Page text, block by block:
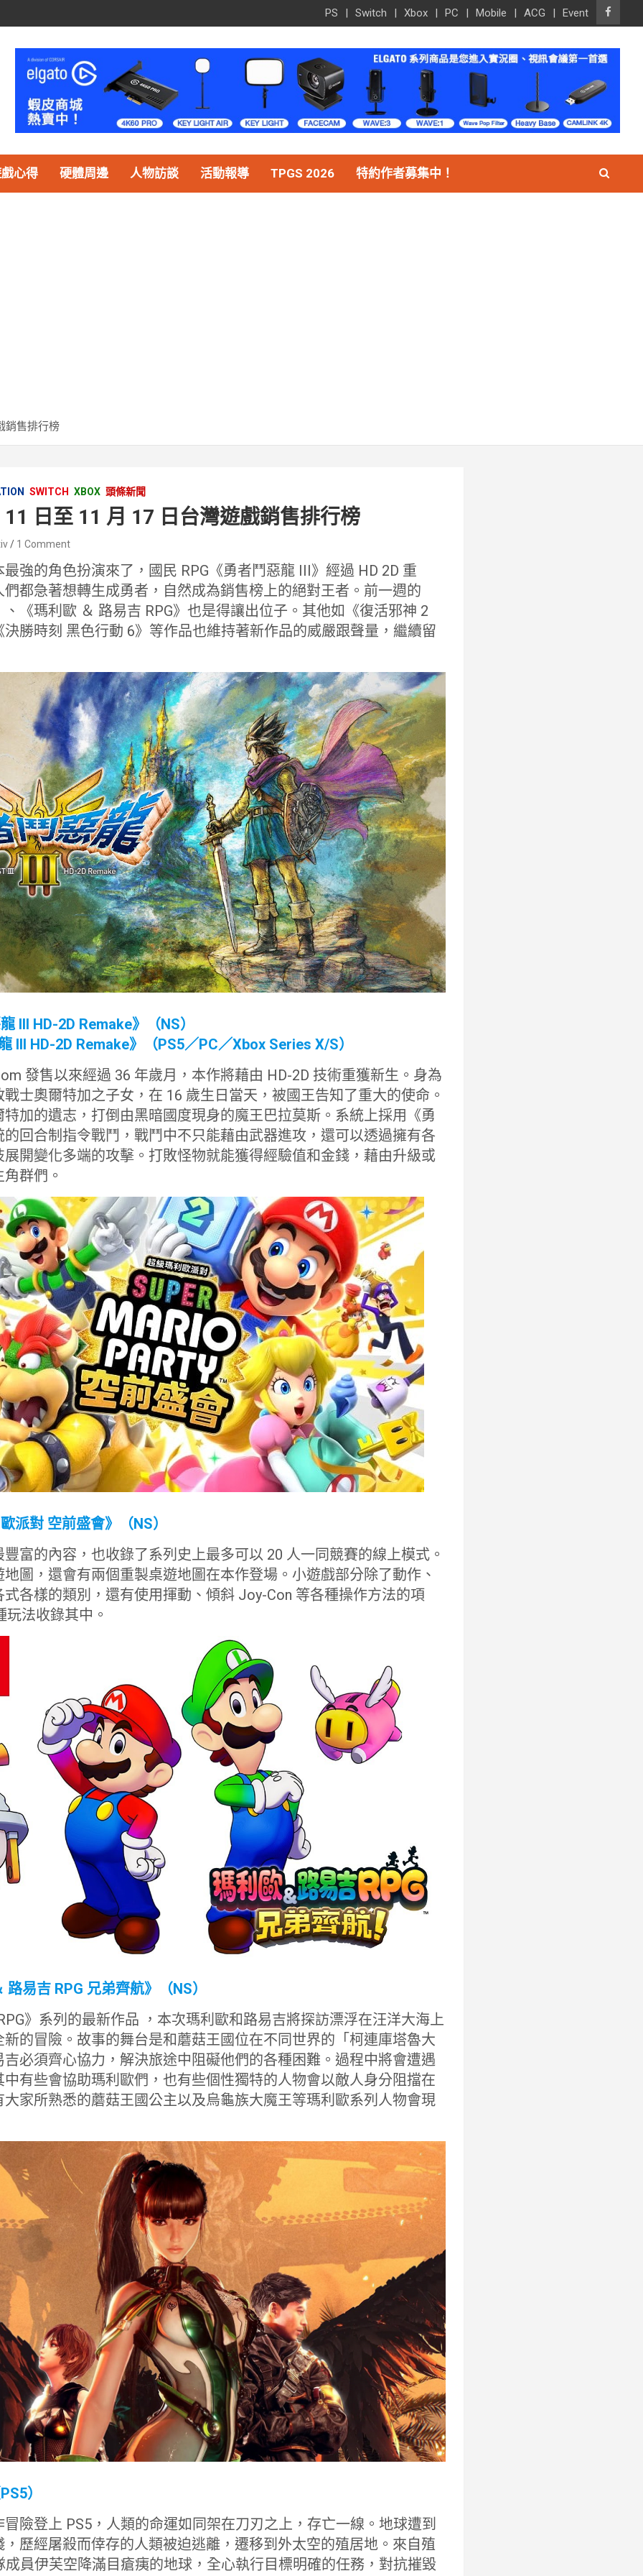
PS Switch Xbox PC Mobile ACG Event
心得 硬體周邊 人物訪談 活動報導 TPGS 2026 特約作者募集中！
銷售排行榜
SWITCH XBOX 頭條新聞
日至 11 月 17 日台灣遊戲銷售排行榜
1 Comment
最強的角色扮演來了，國民 RPG《勇者鬥惡龍 III》經過 HD 2D 重
都急著想轉生成勇者，自然成為銷售榜上的絕對王者。前一週的
《瑪利歐 ＆ 路易吉 RPG》也是得讓出位子。其他如《復活邪神 2
勝時刻 黑色行動 6》等作品也維持著新作品的威嚴跟聲量，繼續留
III HD-2D Remake》（NS）
III HD-2D Remake》（PS5／PC／Xbox Series X/S）
發售以來經過 36 年歲月，本作將藉由 HD-2D 技術重獲新生。身為
士奧爾特加之子女，在 16 歲生日當天，被國王告知了重大的使命。
加的遺志，打倒由黑暗國度現身的魔王巴拉莫斯。系統上採用《勇
回合制指令戰鬥，戰鬥中不只能藉由武器進攻，還可以透過擁有各
開變化多端的攻擊。打敗怪物就能獲得經驗值和金錢，藉由升級或
群們。
派對 空前盛會》（NS）
富的內容，也收錄了系列史上最多可以 20 人一同競賽的線上模式。
圖，還會有兩個重製桌遊地圖在本作登場。小遊戲部分除了動作、
各樣的類別，還有使用揮動、傾斜 Joy-Con 等各種操作方法的項
法收錄其中。
易吉 RPG 兄弟齊航》（NS）
》系列的最新作品 ，本次瑪利歐和路易吉將探訪漂浮在汪洋大海上
的冒險。故事的舞台是和蘑菇王國位在不同世界的「柯連庫塔魯大
必須齊心協力，解決旅途中阻礙他們的各種困難。過程中將會遭遇
有些會協助瑪利歐們，也有些個性獨特的人物會以敵人身分阻擋在
家所熟悉的蘑菇王國公主以及烏龜族大魔王等瑪利歐系列人物會現
）
險登上 PS5，人類的命運如同架在刀刃之上，存亡一線。地球遭到
歷經屠殺而倖存的人類被迫逃離，遷移到外太空的殖居地。來自殖
成員伊芙空降滿目瘡痍的地球，全心執行目標明確的任務，對抗摧毀